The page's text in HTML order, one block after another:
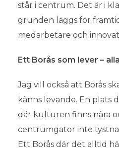
står i centrum. Det är i
grunden läggs för
medarbetare och
Ett Borås som lever –
Jag vill också att Borås
känns levande. En plats
där kulturen finns nära
centrumgator inte
Ett Borås där det alltid